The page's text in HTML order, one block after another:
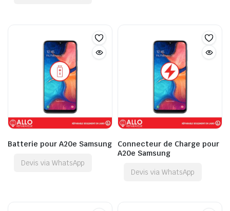
Batterie pour A20e Samsung
Devis via WhatsApp
Connecteur de Charge pour
A20e Samsung
Devis via WhatsApp